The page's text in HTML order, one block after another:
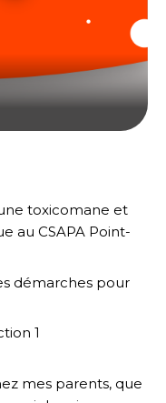
toxicomane et
au CSAPA Point-
démarches pour
1
mes parents, que